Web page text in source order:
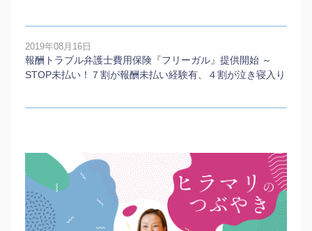
2019年08月16日
報酬トラブル弁護士費用保険『フリーガル』提供開始 ～
STOP未払い！７割が報酬未払い経験有、４割が泣き寝入り